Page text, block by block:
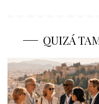
QUIZÁ